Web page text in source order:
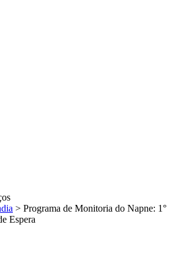
> Programa de Monitoria do Napne: 1°
Espera